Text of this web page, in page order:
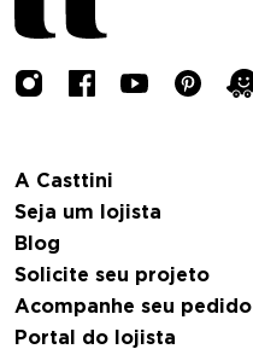
A Casttini
Seja um lojista
Blog
Solicite seu projeto
Acompanhe seu pedido
Portal do lojista